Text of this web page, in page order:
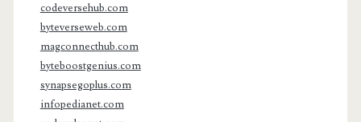
codeversehub.com
byteverseweb.com
magconnecthub.com
byteboostgenius.com
synapsegoplus.com
infopedianet.com